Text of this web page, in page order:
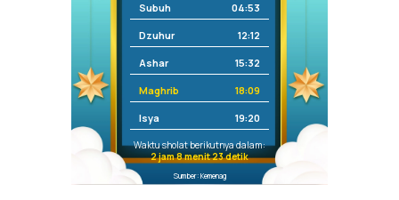
Subuh 04:53
Dzuhur 12:12
Ashar 15:32
Maghrib 18:09
Isya 19:20
Waktu sholat berikutnya dalam:
2 jam 8 menit 23 detik
Sumber: Kemenag